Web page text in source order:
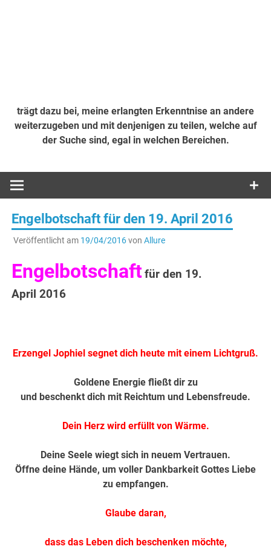
trägt dazu bei, meine erlangten Erkenntnise an andere
weiterzugeben und mit denjenigen zu teilen, welche auf
der Suche sind, egal in welchen Bereichen.
Engelbotschaft für den 19. April 2016
Veröffentlicht am 19/04/2016von Allure
Engelbotschaftfür den 19.
April 2016
Erzengel Jophiel segnet dich heute mit einem Lichtgruß.
Goldene Energie fließt dir zu
und beschenkt dich mit Reichtum und Lebensfreude.
Dein Herz wird erfüllt von Wärme.
Deine Seele wiegt sich in neuem Vertrauen.
Öffne deine Hände, um voller Dankbarkeit Gottes Liebe
zu empfangen.
Glaube daran,
dass das Leben dich beschenken möchte,